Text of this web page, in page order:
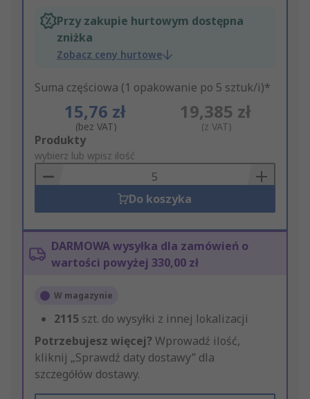
Przy zakupie hurtowym dostępna
zniżka
Zobacz ceny hurtowe
Suma częściowa (1 opakowanie po 5 sztuk/i)*
15,76 zł
(bez VAT)
19,385 zł
(z VAT)
Add
to
Basket
Produkty
wybierz lub wpisz ilość
Do koszyka
DARMOWA wysyłka dla zamówień o
wartości powyżej 330,00 zł
W magazynie
2115 szt. do wysyłki z innej lokalizacji
Potrzebujesz więcej? Wprowadź ilość,
kliknij „Sprawdź daty dostawy” dla
szczegółów dostawy.